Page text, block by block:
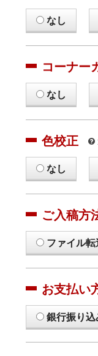
なし
コーナー
なし
色校正
なし
ご入稿方
ファイル
お支払い
銀行振り込